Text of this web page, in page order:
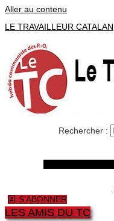
Aller au contenu
LE TRAVAILLEUR CATALAN
Rechercher :
S'ABONNER
LES AMIS DU TC